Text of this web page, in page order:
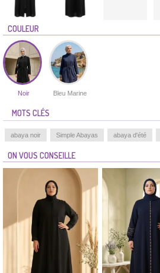
COULEUR
Noir Bleu Marine
MOTS CLÉS
abaya noir Simple Abayas abaya d'été
ON VOUS CONSEILLE